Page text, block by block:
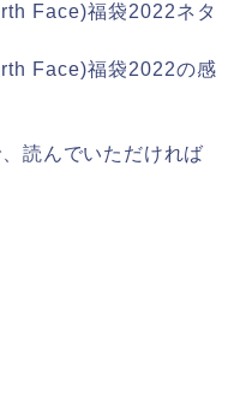
Face)福袋2022ネタ
Face)福袋2022の感
読んでいただければ